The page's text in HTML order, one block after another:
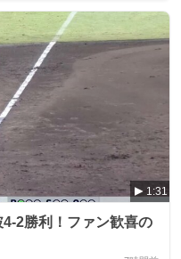
1:31
2勝利！ファン歓喜の